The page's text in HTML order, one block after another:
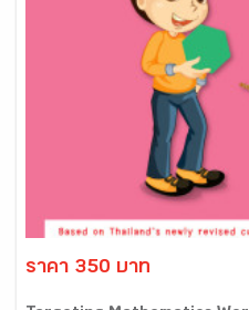
ราคา 350 บาท